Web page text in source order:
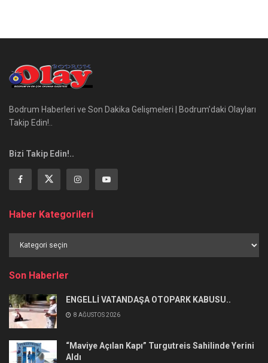
Bodrum Haberleri ve Son Dakika Gelişmeleri | Bodrum’daki Olayları
Takip Edin!..
Bizi Takip Edin!..
Haber Kategorileri
Kategorileri
Son Haberler
ENGELLİ VATANDAŞA OTOPARK KABUSU..
8 AĞUSTOS 2026
“Maviye Açılan Kapı” Turgutreis Sahilinde Yerini
Aldı